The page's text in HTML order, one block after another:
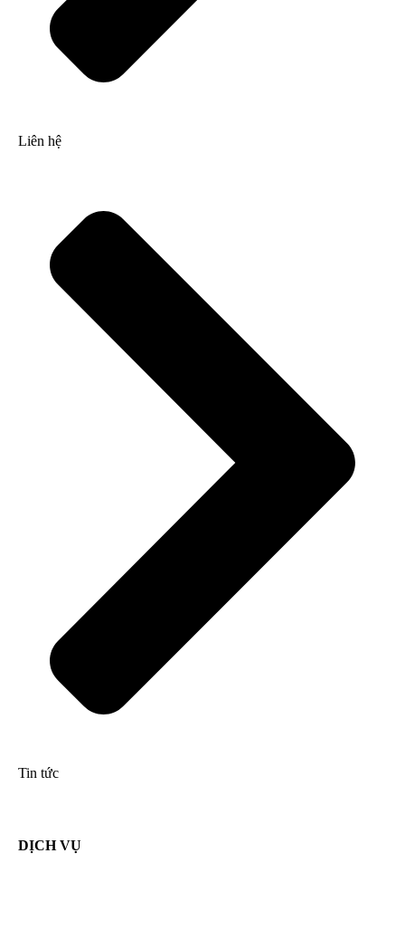
Liên hệ
Tin tức
DỊCH VỤ